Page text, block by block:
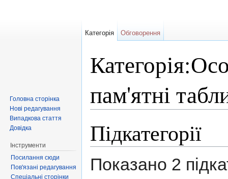
пам'ятні
Підкатегорії
Показано 2
Категорія Обговорення
Головна сторінка
Нові редагування
Випадкова стаття
Довідка
Інструменти
Посилання сюди
Пов'язані редагування
Спеціальні сторінки